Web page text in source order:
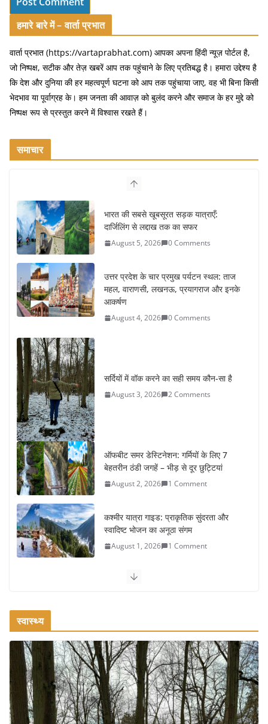
हमारे बारे में – वार्ता प्रभात
वार्ता प्रभात (https://vartaprabhat.com) आपका अपना हिंदी न्यूज़ पोर्टल है,
जो निष्पक्ष, सटीक और तेज़ खबरें आप तक पहुंचाने के लिए प्रतिबद्ध है। हमारा उद्देश्य है
कि देश और दुनिया की हर महत्वपूर्ण घटना को आप तक पहुंचाया जाए, वह भी बिना किसी
भेदभाव या पूर्वाग्रह के। हम जनता की आवाज़ को बुलंद करने और समाज के हर मुद्दे को
निष्पक्ष रूप से प्रस्तुत करने में विश्वास रखते हैं।
समाचार
भारत की सबसे खूबसूरत सड़क यात्राएँ:
दार्जिलिंग से लद्दाख तक का सफर
August 5, 2026 0 Comments
उत्तर प्रदेश के चार प्रमुख पर्यटन स्थल: ताज
महल, वाराणसी, लखनऊ, प्रयागराज और इनके
आकर्षण
August 4, 2026 0 Comments
सर्दियों में वॉक करने का सही समय कौन-सा है
August 3, 2026 2 Comments
ऑफबीट समर डेस्टिनेशन: गर्मियों के लिए 7
बेहतरीन ठंडी जगहें – भीड़ से दूर छुट्टियां
August 2, 2026 1 Comment
कश्मीर यात्रा गाइड: प्राकृतिक सुंदरता और
स्वादिष्ट भोजन का अनूठा संगम
August 1, 2026 1 Comment
वजन घटाने के लिए 8 बेहतरीन वॉकिंग एक्सरसाइज: 1 महीने में पाएं 3-4
July 31, 2026
रामेश्वरम यात्रा गाइड: पवित्र तीर्थ स्थल, दर्शन स्थल और पहुंच मार्ग
July 30, 2026 1 Comment
खाने के शौकीनों के लिए कश्मीर के 5 बेहतरीन
स्वादिष्ट व्यंजन
August 6, 2026 1 Comment
स्वास्थ्य